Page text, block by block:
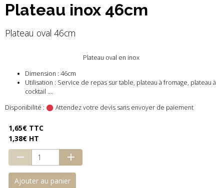
Plateau inox 46cm
Plateau oval 46cm
Plateau oval en inox
Dimension : 46cm
Utilisation : Service de repas sur table, plateau à fromage, plateau à
cocktail ....
Disponibilité :
Attendez votre devis sans envoyer de paiement
1,65€ TTC
1,38€ HT
Ajouter au panier